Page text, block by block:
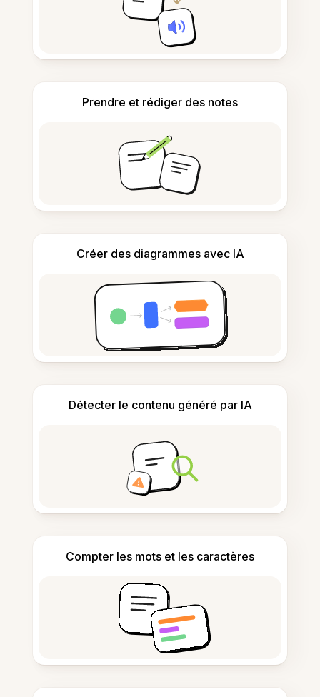
Prendre et rédiger des notes
Créer des diagrammes avec IA
Détecter le contenu généré par IA
Compter les mots et les caractères